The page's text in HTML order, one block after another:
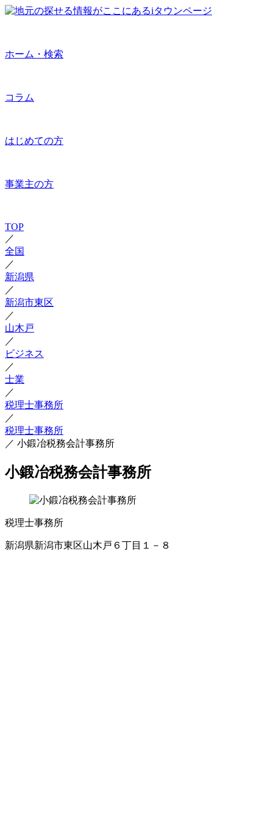
ホーム・検索
コラム
はじめての方
事業主の方
TOP
／
全国
／
新潟県
／
新潟市東区
／
山木戸
／
ビジネス
／
士業
／
税理士事務所
／
税理士事務所
／ 小鍛冶税務会計事務所
小鍛冶税務会計事務所
税理士事務所
新潟県新潟市東区山木戸６丁目１－８